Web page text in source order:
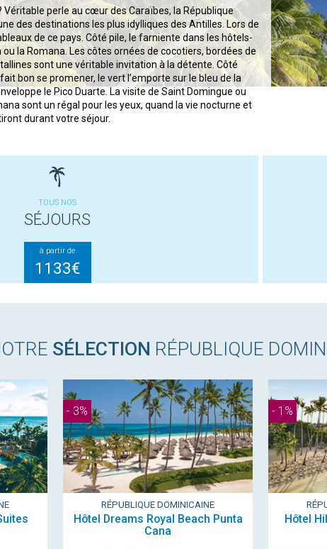
Véritable perle au cœur des Caraïbes, la République
des destinations les plus idylliques des Antilles. Lors de
de ce pays. Côté pile, le farniente dans les hôtels-
la Romana. Les côtes ornées de cocotiers, bordées de
sont une véritable invitation à la détente. Côté
bon se promener, le vert l’emporte sur le bleu de la
le Pico Duarte. La visite de Saint Domingue ou
sont un régal pour les yeux, quand la vie nocturne et
durant votre séjour.
TOUS NOS
SÉJOURS
à partir de
1133€
SÉLECTION RÉPUBLIQUE
- 3%
RÉPUBLIQUE DOMINICAINE
Hôtel Dreams Royal Beach Punta
Cana
- 1%
Hôtel